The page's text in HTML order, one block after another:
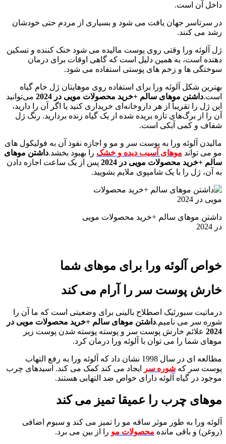
داخل آن است.
در سرتاسر جهان یافت می شود و بسیاری از مردم حتی خودشان
رشد می کنند.
ژل آلوئه ورا وقتی روی پوست مالیده می شود خنک کننده و تسکین
دهنده است، به همین دلیل است که گاهی اوقات برای درمان
سوختگی ها و زخم های پوستی استفاده می شود.
بهترین شکل آلوئه ورا برای استفاده روی موهایتان ژل خام گیاه
است.داشتن موهای سالم +خرید محصولات مویی در 2024
می‌توانید
این ژل را تقریباً از هر داروخانه‌ای خریداری کنید یا اگر آن را دارید،
آن را از برگ‌های تازه بریده شده از یک گیاه زنده بردارید. رنگ ژل
شفاف و کمی آبکی است.
مالیدن آلوئه ورا به پوست سر و مو و اجازه نفوذ آن به فولیکول های
مو می تواند موهای آسیب دیده و خشک را بهبود بخشد.داشتن موهای
سالم +خرید محصولات مویی در 2024
پس از یک ساعت اجازه دادن
به آن، ژل را با یک شامپوی ملایم بشویید.
داشتن موهای سالم +خرید محصولات مویی
در 2024
خواص آلوئه ورا برای موهای شما
خارش پوست سر را آرام می کند
درماتیت سبورئیک اصطلاح بالینی برای وضعیتی است که ما آن را
شوره سر می نامیم.داشتن موهای سالم +خرید محصولات مویی در
2024 علائم خارش پوست سر و پوسته پوسته شدن پوست زیر
موهای شما را می توان با آلوئه ورا درمان کرد.
مطالعه ای در سال 1998 نشان داد که آلوئه ورا به رفع التهاب
پوست سر که شوره سر
ایجاد می کند کمک می کند. اسیدهای چرب
موجود در گیاه آلوئه دارای خواص ضد التهابی هستند.
موهای چرب را عمیقا تمیز می کند
آلوئه ورا به طور موثر ساقه مو را تمیز می کند و سبوم اضافی
(روغن) و باقی مانده محصولات مو را از بین می برد.